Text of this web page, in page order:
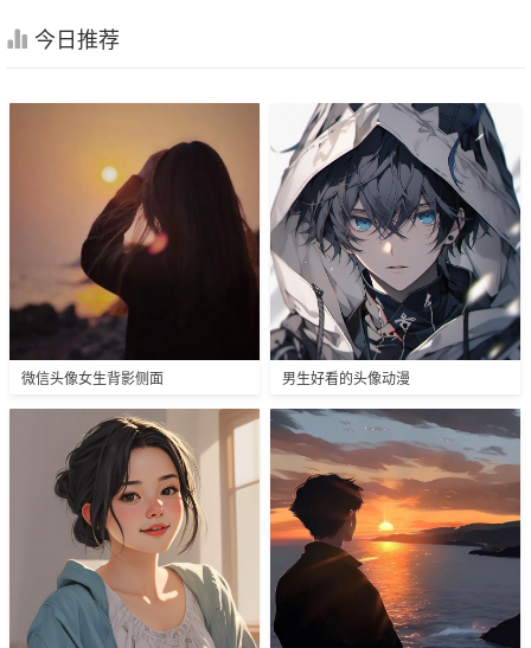
今日推荐
微信头像女生背影侧面 男生好看的头像动漫